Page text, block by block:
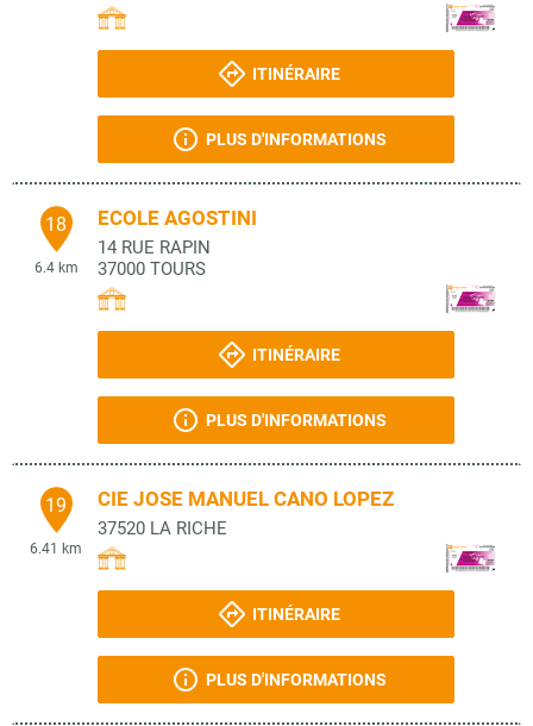
ITINÉRAIRE
PLUS D'INFORMATIONS
18
6.4 km
ECOLE AGOSTINI
14 RUE RAPIN
37000 TOURS
ITINÉRAIRE
PLUS D'INFORMATIONS
19
6.41 km
CIE JOSE MANUEL CANO LOPEZ
37520 LA RICHE
ITINÉRAIRE
PLUS D'INFORMATIONS